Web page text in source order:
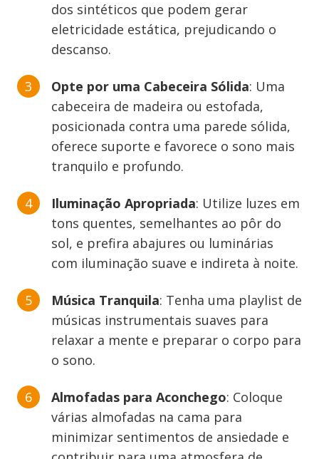
dos sintéticos que podem gerar
eletricidade estática, prejudicando o
descanso.
Opte por uma Cabeceira Sólida: Uma
cabeceira de madeira ou estofada,
posicionada contra uma parede sólida,
oferece suporte e favorece o sono mais
tranquilo e profundo.
Iluminação Apropriada: Utilize luzes em
tons quentes, semelhantes ao pôr do
sol, e prefira abajures ou luminárias
com iluminação suave e indireta à noite.
Música Tranquila: Tenha uma playlist de
músicas instrumentais suaves para
relaxar a mente e preparar o corpo para
o sono.
Almofadas para Aconchego: Coloque
várias almofadas na cama para
minimizar sentimentos de ansiedade e